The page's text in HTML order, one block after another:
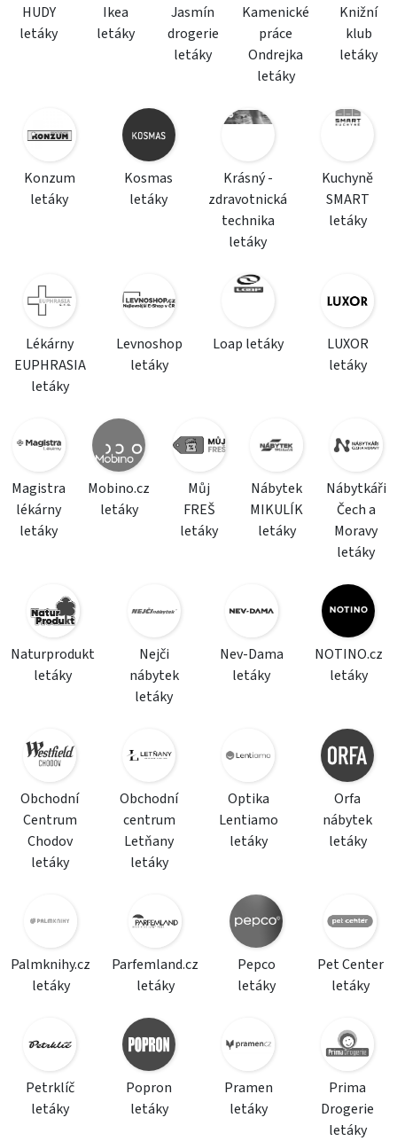
HUDY
letáky
Ikea
letáky
Jasmín
drogerie
letáky
Kamenické
práce
Ondrejka
letáky
Knižní
klub
letáky
Konzum
letáky
Kosmas
letáky
Krásný -
zdravotnická
technika
letáky
Kuchyně
SMART
letáky
Lékárny
EUPHRASIA
letáky
Levnoshop
letáky
Loap letáky
LUXOR
letáky
Magistra
lékárny
letáky
Mobino.cz
letáky
Můj
FREŠ
letáky
Nábytek
MIKULÍK
letáky
Nábytkáři
Čech a
Moravy
letáky
Naturprodukt
letáky
Nejči
nábytek
letáky
Nev-Dama
letáky
NOTINO.cz
letáky
Obchodní
Centrum
Chodov
letáky
Obchodní
centrum
Letňany
letáky
Optika
Lentiamo
letáky
Orfa
nábytek
letáky
Palmknihy.cz
letáky
Parfemland.cz
letáky
Pepco
letáky
Pet Center
letáky
Petrklíč
letáky
Popron
letáky
Pramen
letáky
Prima
Drogerie
letáky